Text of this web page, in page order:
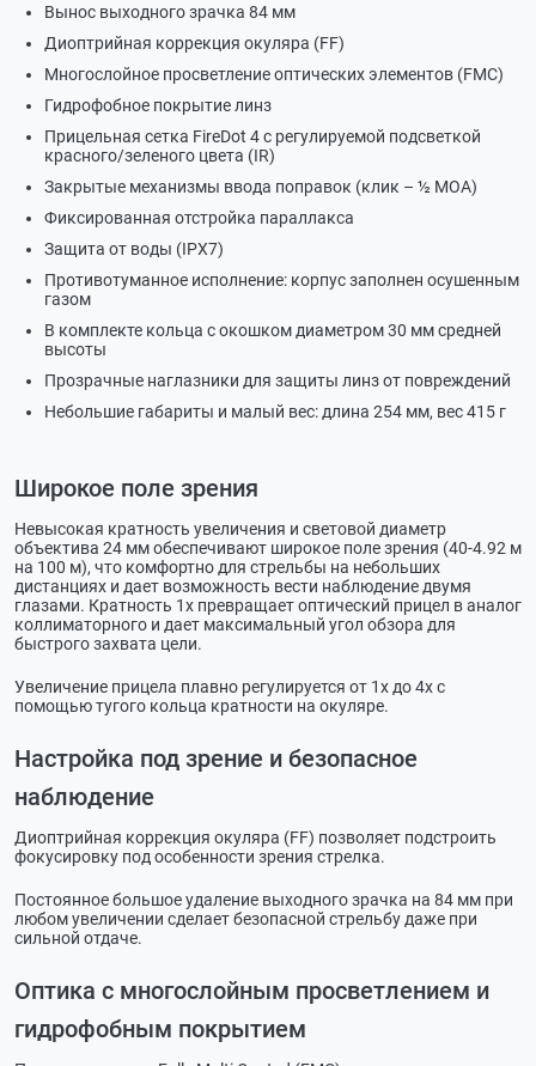
Вынос выходного зрачка 84 мм
Диоптрийная коррекция окуляра (FF)
Многослойное просветление оптических элементов (FMC)
Гидрофобное покрытие линз
Прицельная сетка FireDot 4 с регулируемой подсветкой
красного/зеленого цвета (IR)
Закрытые механизмы ввода поправок (клик – ½ МОА)
Фиксированная отстройка параллакса
Защита от воды (IPX7)
Противотуманное исполнение: корпус заполнен осушенным
газом
В комплекте кольца с окошком диаметром 30 мм средней
высоты
Прозрачные наглазники для защиты линз от повреждений
Небольшие габариты и малый вес: длина 254 мм, вес 415 г
Широкое поле зрения
Невысокая кратность увеличения и световой диаметр
объектива 24 мм обеспечивают широкое поле зрения (40-4.92 м
на 100 м), что комфортно для стрельбы на небольших
дистанциях и дает возможность вести наблюдение двумя
глазами. Кратность 1х превращает оптический прицел в аналог
коллиматорного и дает максимальный угол обзора для
быстрого захвата цели.
Увеличение прицела плавно регулируется от 1х до 4х с
помощью тугого кольца кратности на окуляре.
Настройка под зрение и безопасное
наблюдение
Диоптрийная коррекция окуляра (FF) позволяет подстроить
фокусировку под особенности зрения стрелка.
Постоянное большое удаление выходного зрачка на 84 мм при
любом увеличении сделает безопасной стрельбу даже при
сильной отдаче.
Оптика с многослойным просветлением и
гидрофобным покрытием